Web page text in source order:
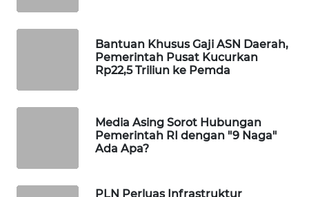
Bantuan Khusus Gaji ASN Daerah,
Pemerintah Pusat Kucurkan
Rp22,5 Triliun ke Pemda
Media Asing Sorot Hubungan
Pemerintah RI dengan "9 Naga"
Ada Apa?
PLN Perluas Infrastruktur
Network
WALINKI
ID